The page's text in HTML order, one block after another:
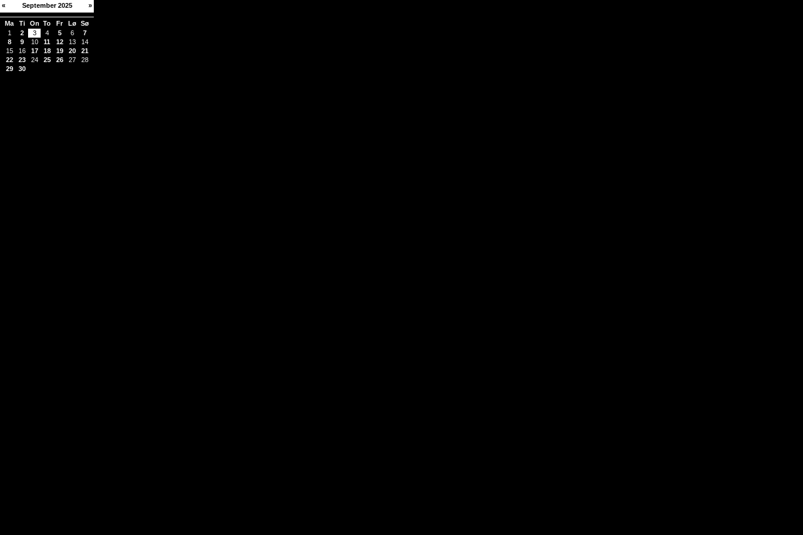
« »
September 2025
Ma Ti On To Fr Lø
Sø
1
2 3 4 5 6
7
8
9 10 11 12 13
14
15
16 17 18 19 20
21
22
23 24 25 26 27
28
29
30